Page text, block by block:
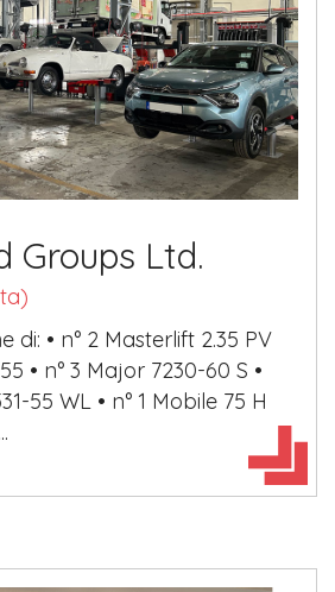
Groups Ltd.
di: • n° 2 Masterlift 2.35 PV
• n° 3 Major 7230-60 S •
55 WL • n° 1 Mobile 75 H